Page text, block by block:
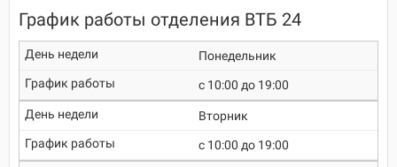
График работы отделения ВТБ 24
Понедельник
c 10:00 до 19:00
Вторник
c 10:00 до 19:00